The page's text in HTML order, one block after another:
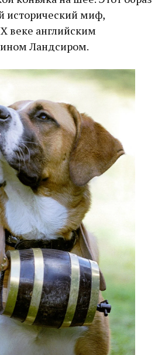
исторический миф,
веке английским
Ландсиром.